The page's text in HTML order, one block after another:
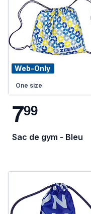
Web-Only
One size
799
Sac de gym - Bleu